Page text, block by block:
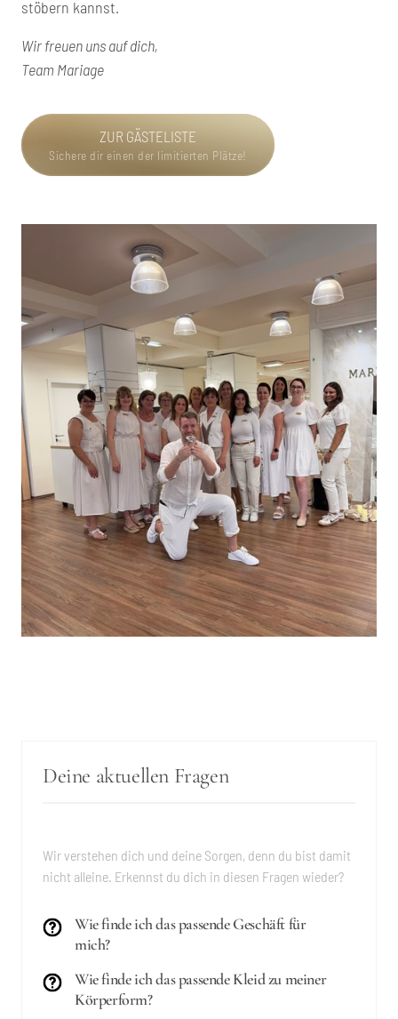
stöbern kannst.
Wir freuen uns auf dich,
Team Mariage
ZUR GÄSTELISTE
Sichere dir einen der limitierten Plätze!
Deine aktuellen Fragen
Wir verstehen dich und deine Sorgen, denn du bist damit
nicht alleine. Erkennst du dich in diesen Fragen wieder?
Wie finde ich das passende Geschäft für
mich?
Wie finde ich das passende Kleid zu meiner
Körperform?